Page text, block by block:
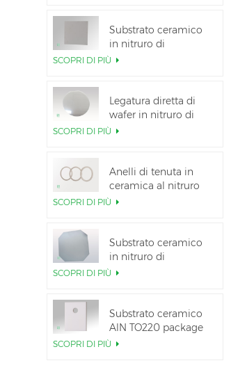
Substrato ceramico
in nitruro di
alluminio ad alta
SCOPRI DI PIÙ
Legatura diretta di
wafer in nitruro di
alluminio ceramico
SCOPRI DI PIÙ
Anelli di tenuta in
ceramica al nitruro
di alluminio per
SCOPRI DI PIÙ
Substrato ceramico
in nitruro di
alluminio da 12
SCOPRI DI PIÙ
Substrato ceramico
AlN TO220 package
SCOPRI DI PIÙ